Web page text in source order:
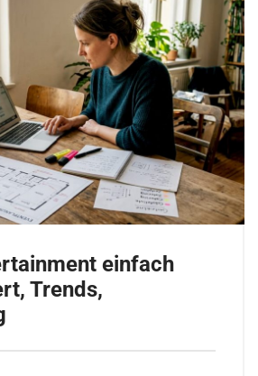
einfach
Trends,